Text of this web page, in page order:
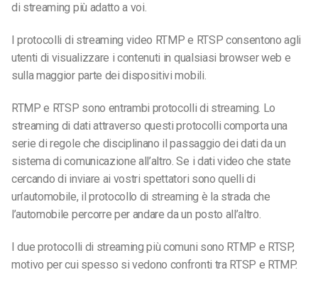
di streaming più adatto a voi.
I protocolli di streaming video RTMP e RTSP consentono agli
utenti di visualizzare i contenuti in qualsiasi browser web e
sulla maggior parte dei dispositivi mobili.
RTMP e RTSP sono entrambi protocolli di streaming. Lo
streaming di dati attraverso questi protocolli comportauna
serie di regole che disciplinano il passaggio dei dati da un
sistema di comunicazione all’altro. Se i dati video che state
cercando di inviare ai vostri spettatori sono quelli di
un’automobile, il protocollo di streaming è la strada che
l’automobile percorre per andare da un posto all’altro.
I due protocolli di streaming più comuni sono RTMP e RTSP,
motivo per cui spesso si vedono confronti tra RTSP e RTMP.